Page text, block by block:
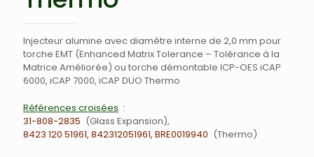
Injecteur alumine avec diamètre interne de 2,0 mm pour
torche EMT (Enhanced Matrix Tolerance – Tolérance à la
Matrice Améliorée) ou torche démontable ICP-OES iCAP
6000, iCAP 7000, iCAP DUO Thermo
Références croisées
31-808-2835
Glass Expansion
8423 120 51961, 842312051961, BRE0019940
Thermo